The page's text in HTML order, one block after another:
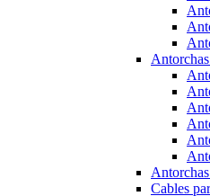
Cables